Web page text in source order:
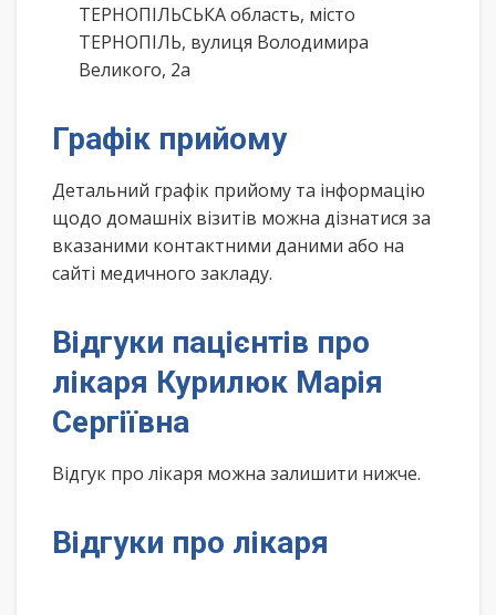
ТЕРНОПІЛЬСЬКА область, місто
ТЕРНОПІЛЬ, вулиця Володимира
Великого, 2а
Графік прийому
Детальний графік прийому та інформацію
щодо домашніх візитів можна дізнатися за
вказаними контактними даними або на
сайті медичного закладу.
Відгуки пацієнтів про
лікаря Курилюк Марія
Сергіївна
Відгук про лікаря можна залишити нижче.
Відгуки про лікаря